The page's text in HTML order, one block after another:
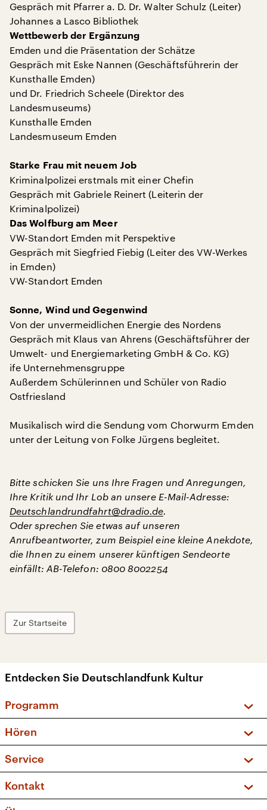
Gespräch mit Pfarrer a. D. Dr. Walter Schulz (Leiter)
Johannes a Lasco Bibliothek
Wettbewerb der Ergänzung
Emden und die Präsentation der Schätze
Gespräch mit Eske Nannen (Geschäftsführerin der
Kunsthalle Emden)
und Dr. Friedrich Scheele (Direktor des
Landesmuseums)
Kunsthalle Emden
Landesmuseum Emden
Starke Frau mit neuem Job
Kriminalpolizei erstmals mit einer Chefin
Gespräch mit Gabriele Reinert (Leiterin der
Kriminalpolizei)
Das Wolfburg am Meer
VW-Standort Emden mit Perspektive
Gespräch mit Siegfried Fiebig (Leiter des VW-Werkes
in Emden)
VW-Standort Emden
Sonne, Wind und Gegenwind
Von der unvermeidlichen Energie des Nordens
Gespräch mit Klaus van Ahrens (Geschäftsführer der
Umwelt- und Energiemarketing GmbH & Co. KG)
ife Unternehmensgruppe
Außerdem Schülerinnen und Schüler von Radio
Ostfriesland
Musikalisch wird die Sendung vom Chorwurm Emden
unter der Leitung von Folke Jürgens begleitet.
Bitte schicken Sie uns Ihre Fragen und Anregungen,
Ihre Kritik und Ihr Lob an unsere E-Mail-Adresse:
Deutschlandrundfahrt@dradio.de.
Oder sprechen Sie etwas auf unseren
Anrufbeantworter, zum Beispiel eine kleine Anekdote,
die Ihnen zu einem unserer künftigen Sendeorte
einfällt: AB-Telefon: 0800 8002254
Zur Startseite
Entdecken Sie Deutschlandfunk Kultur
Programm
Sendungen und Podcasts
Musikliste
Kakadu – Das Kinderprogramm
Hören
Frequenzen (UKW + DAB+)
Service
FAQ
Apps
Kontakt